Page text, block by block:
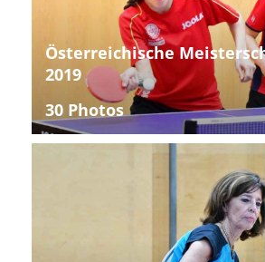
Österreichische
2019
30 Photos